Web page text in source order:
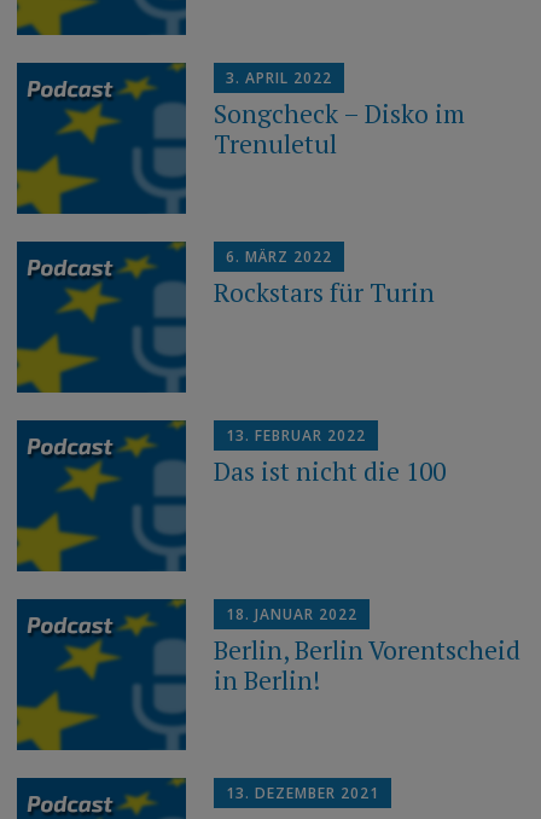
3. APRIL 2022
Songcheck – Disko im
Trenuletul
6. MÄRZ 2022
Rockstars für Turin
13. FEBRUAR 2022
Das ist nicht die 100
18. JANUAR 2022
Berlin, Berlin Vorentscheid
in Berlin!
13. DEZEMBER 2021